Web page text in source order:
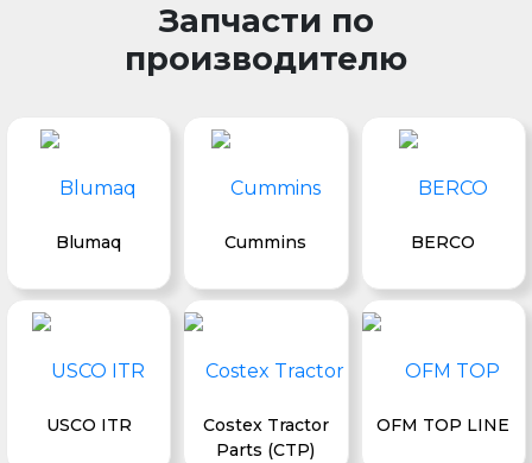
Запчасти по
производителю
Blumaq Cummins BERCO
USCO ITR
Costex Tractor
Parts (CTP)
OFM TOP LINE